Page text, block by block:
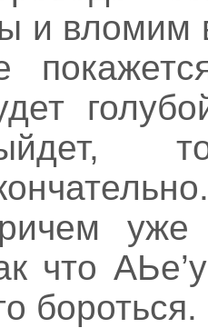
и вломим
уже
что
бороться.